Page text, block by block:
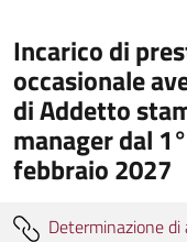
Incarico di
occasionale
di Addetto
manager dal
febbraio 2027
Determinazione di